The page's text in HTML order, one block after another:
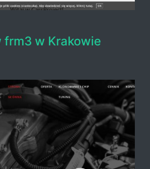
frm3 w Krakowie